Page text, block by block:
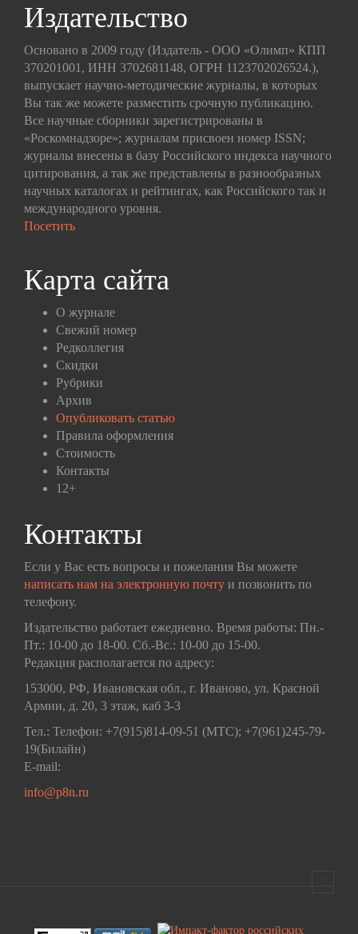
Издательство
Основано в 2009 году (Издатель - ООО «Олимп» КПП
370201001, ИНН 3702681148, ОГРН 1123702026524.),
выпускает научно-методические журналы, в которых
Вы так же можете разместить срочную публикацию.
Все научные сборники зарегистрированы в
«Роскомнадзоре»; журналам присвоен номер ISSN;
журналы внесены в базу Российского индекса научного
цитирования, а так же представлены в разнообразных
научных каталогах и рейтингах, как Российского так и
международного уровня.
Посетить
Карта сайта
О журнале
Свежий номер
Редколлегия
Скидки
Рубрики
Архив
Опубликовать статью
Правила оформления
Стоимость
Контакты
12+
Контакты
Если у Вас есть вопросы и пожелания Вы можете
написать нам на электронную почту и позвонить по
телефону.
Издательство работает ежедневно. Время работы: Пн.-
Пт.: 10-00 до 18-00. Сб.-Вс.: 10-00 до 15-00.
Редакция располагается по адресу:
153000, РФ, Ивановская обл., г. Иваново, ул. Красной
Армии, д. 20, 3 этаж, каб 3-3
Тел.: Телефон: +7(915)814-09-51 (МТС); +7(961)245-79-
19(Билайн)
E-mail:
info@p8n.ru